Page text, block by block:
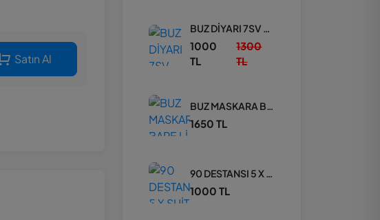
Satın Al
BUZ DİYARI 7SV DESTANSI GÖSTERİŞ FIRSAT HESAP
1000
TL
1300
TL
BUZ MASKARA BAPE Lİ 70 DESTANSI SATILIK HESAP
1650 TL
90 DESTANSI 5 X SUİT KERTENKELE MAX
1000 TL